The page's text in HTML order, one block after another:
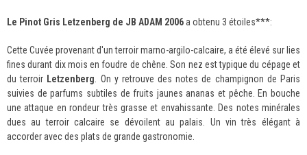
Le Pinot Gris Letzenberg de JB ADAM 2006a obtenu 3 étoiles***:
Cette Cuvée provenant d'un terroir marno-argilo-calcaire, a été élevé sur lies
fines durant dix mois en foudre de chêne. Son nez est typique du cépage et
du terroir Letzenberg . On y retrouve des notes de champignon de Paris
suivies de parfums subtiles de fruits jaunes ananas et pêche. En bouche
une attaque en rondeur très grasse et envahissante. Des notes minérales
dues au terroir calcaire se dévoilent au palais. Un vin très élégant à
accorder avec des plats de grande gastronomie.